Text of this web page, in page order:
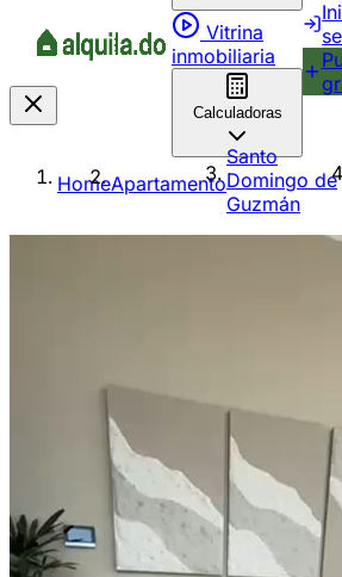
Vitrina
inmobiliaria
Calculadoras
HomeApartamento
Santo
Domingo de
Guzmán